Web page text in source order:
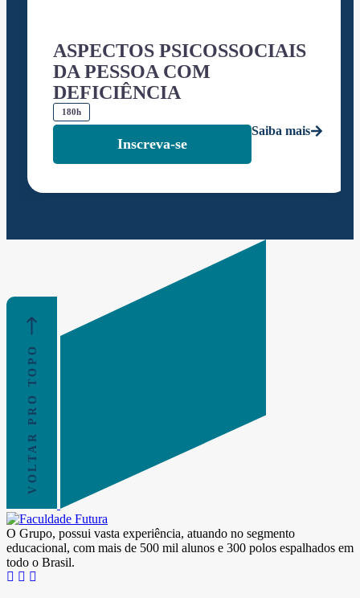
ASPECTOS PSICOSSOCIAIS
DA PESSOA COM
DEFICIÊNCIA
180h
Inscreva-se
Saiba mais
VOLTAR PRO TOPO
O Grupo, possui vasta experiência, atuando no segmento
educacional, com mais de 500 mil alunos e 300 polos espalhados em
todo o Brasil.